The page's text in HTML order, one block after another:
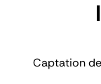
Captation